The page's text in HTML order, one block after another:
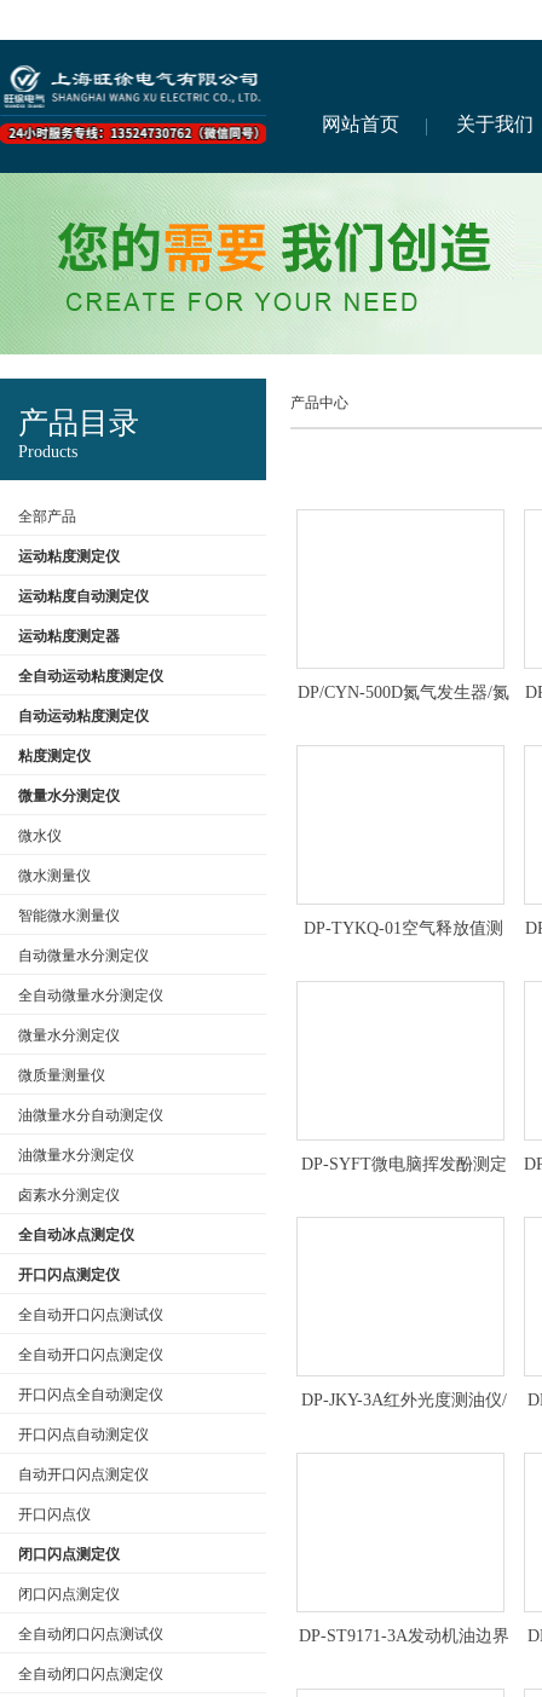
网站首页 关于我们
产品目录
Products
全部产品
运动粘度测定仪
运动粘度自动测定仪
运动粘度测定器
全自动运动粘度测定仪
自动运动粘度测定仪
粘度测定仪
微量水分测定仪
微水仪
微水测量仪
智能微水测量仪
自动微量水分测定仪
全自动微量水分测定仪
微量水分测定仪
微质量测量仪
油微量水分自动测定仪
油微量水分测定仪
卤素水分测定仪
全自动冰点测定仪
开口闪点测定仪
全自动开口闪点测试仪
全自动开口闪点测定仪
开口闪点全自动测定仪
开口闪点自动测定仪
自动开口闪点测定仪
开口闪点仪
闭口闪点测定仪
闭口闪点测定仪
全自动闭口闪点测试仪
全自动闭口闪点测定仪
产品中心
DP/CYN-500D氮气发生器/氮
DP-TYKQ-01空气释放值测
DP-SYFT微电脑挥发酚测定
酚检测仪*
DP-JKY-3A红外光度测油仪/
定制
DP-ST9171-3A发动机油边界